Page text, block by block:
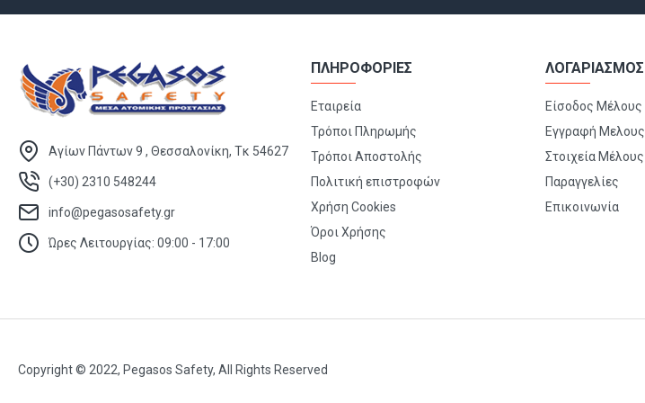
Αγίων Πάντων 9 , Θεσσαλονίκη, Τκ 54627
(+30) 2310 548244
info@pegasosafety.gr
Ώρες Λειτουργίας: 09:00 - 17:00
ΠΛΗΡΟΦΟΡΙΕΣ
Εταιρεία
Τρόποι Πληρωμής
Τρόποι Αποστολής
Πολιτική επιστροφών
Χρήση Cookies
Όροι Χρήσης
Blog
ΛΟΓΑΡΙΑΣΜΟΣ
Είσοδος Μέλους
Εγγραφή Μελους
Στοιχεία Μέλους
Παραγγελίες
Επικοινωνία
Copyright © 2022, Pegasos Safety, All Rights Reserved